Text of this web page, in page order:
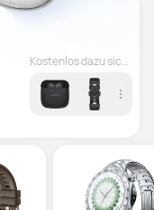
Kostenlos dazu sichern